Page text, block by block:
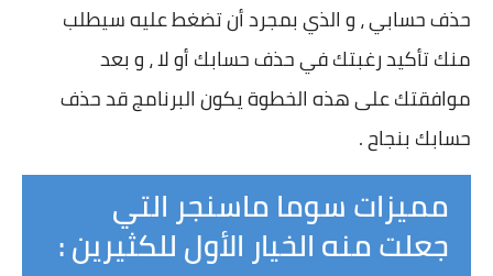
حذف حسابي ، و الذي بمجرد أن تضغط عليه سيطلب
منك تأكيد رغبتك في حذف حسابك أو لا ، و بعد
موافقتك على هذه الخطوة يكون البرنامج قد حذف
حسابك بنجاح .
مميزات سوما ماسنجر التي
جعلت منه الخيار الأول للكثيرين :